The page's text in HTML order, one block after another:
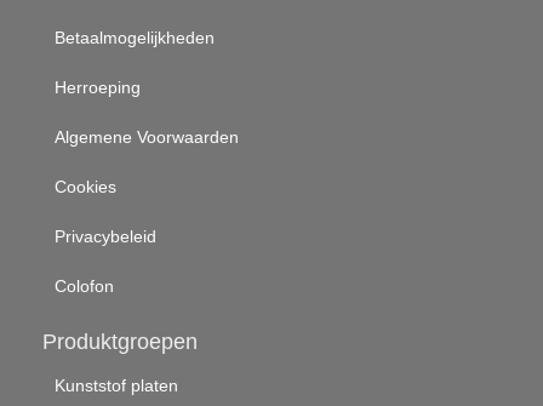
Betaalmogelijkheden
Herroeping
Algemene Voorwaarden
Cookies
Privacybeleid
Colofon
Produktgroepen
Kunststof platen